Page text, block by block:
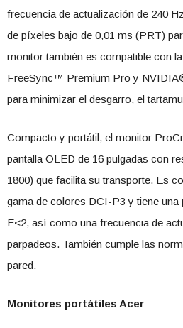
frecuencia de actualización de 240
de píxeles bajo de 0,01 ms (PRT)
monitor también es compatible con
FreeSync™ Premium Pro y
para minimizar el desgarro, el
Compacto y portátil, el monitor
pantalla OLED de 16 pulgadas con
1800) que facilita su transporte. Es
gama de colores DCI-P3 y tiene una
E<2, así como una frecuencia de
parpadeos. También cumple las
pared.
Monitores portátiles Acer